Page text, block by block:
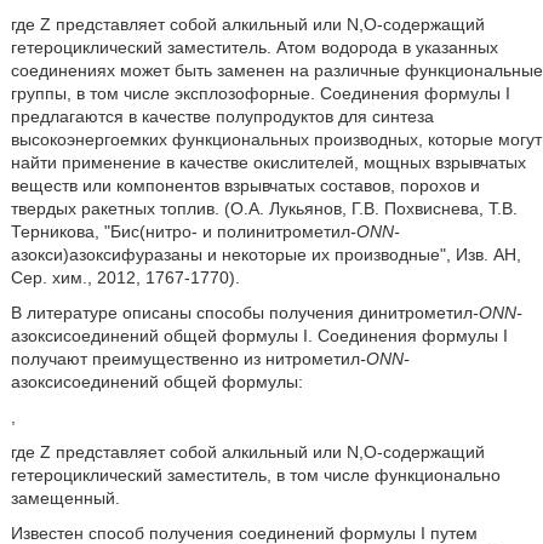
где Z представляет собой алкильный или N,O-содержащий
гетероциклический заместитель. Атом водорода в указанных
соединениях может быть заменен на различные функциональные
группы, в том числе эксплозофорные. Соединения формулы I
предлагаются в качестве полупродуктов для синтеза
высокоэнергоемких функциональных производных, которые могут
найти применение в качестве окислителей, мощных взрывчатых
веществ или компонентов взрывчатых составов, порохов и
твердых ракетных топлив. (О.А. Лукьянов, Г.В. Похвиснева, Т.В.
Терникова, "Бис(нитро- и полинитрометил-ONN-
азокси)азоксифуразаны и некоторые их производные", Изв. АН,
Сер. хим., 2012, 1767-1770).
В литературе описаны способы получения динитрометил-ONN-
азоксисоединений общей формулы I. Соединения формулы I
получают преимущественно из нитрометил-ONN-
азоксисоединений общей формулы:
где Z представляет собой алкильный или N,O-содержащий
гетероциклический заместитель, в том числе функционально
замещенный.
Известен способ получения соединений формулы I путем